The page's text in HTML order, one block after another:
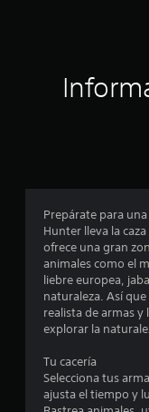
Prepárate para
Hunter lleva la
ofrece una gran
animales como el
liebre europea,
naturaleza. Así
realista de armas y
explorar la
Tu cacería
Selecciona tus
ajusta el tiempo y